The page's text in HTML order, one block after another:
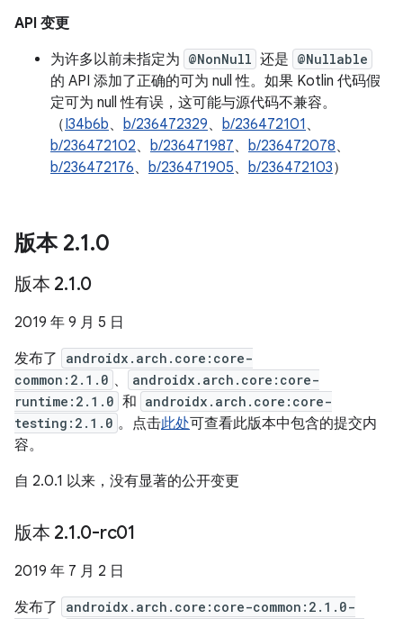
API 变更
为许多以前未指定为 @NonNull 还是 @Nullable
的 API 添加了正确的可为 null 性。如果 Kotlin 代码假
定可为 null 性有误，这可能与源代码不兼容。
（I34b6b、 b/236472329、 b/236472101 、
b/236472102、 b/236471987、 b/236472078、
b/236472176、 b/236471905、 b/236472103）
版本 2.1.0
版本 2.1.0
2019 年 9 月 5 日
发布了
androidx.arch.core:core-
common:2.1.0 、
androidx.arch.core:core-
runtime:2.1.0 和 androidx.arch.core:core-
testing:2.1.0 。点击此处可查看此版本中包含的提交内
容。
自 2.0.1 以来，没有显著的公开变更
版本 2.1.0-rc01
2019 年 7 月 2 日
发布了
androidx.arch.core:core-common:2.1.0-